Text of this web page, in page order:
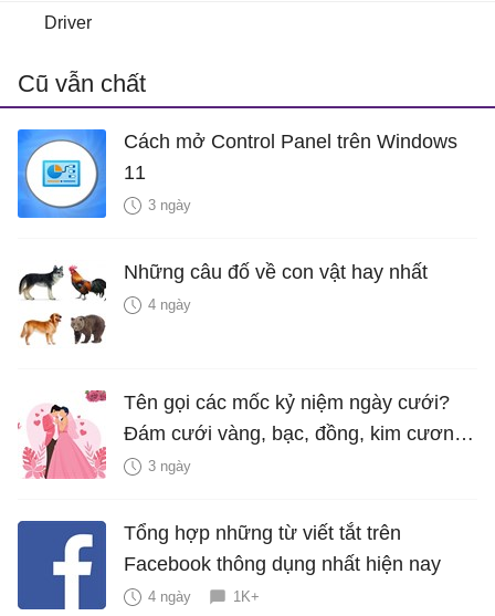
Driver
Cũ vẫn chất
Cách mở Control Panel trên Windows
11
3 ngày
Những câu đố về con vật hay nhất
4 ngày
Tên gọi các mốc kỷ niệm ngày cưới?
Đám cưới vàng, bạc, đồng, kim cương
là bao nhiêu năm?
3 ngày
Tổng hợp những từ viết tắt trên
Facebook thông dụng nhất hiện nay
4 ngày 1K+